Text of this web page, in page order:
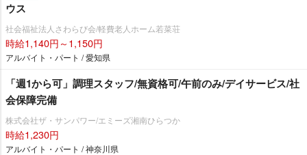
ウス
社会福祉法人さわらび会/軽費老人ホーム若菜荘
時給1,140円～1,150円
アルバイト・パート / 愛知県
「週1から可」調理スタッフ/無資格可/午前のみ/デイサービス/社
会保障完備
株式会社ザ・サンパワー/エミーズ湘南ひらつか
時給1,230円
アルバイト・パート / 神奈川県